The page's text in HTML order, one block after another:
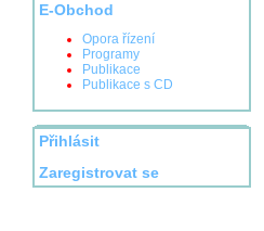
E-Obchod
Opora řízení
Programy
Publikace
Publikace s CD
Přihlásit
Zaregistrovat se